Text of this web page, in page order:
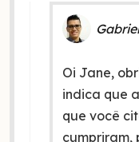
Oi Jane,
indica que
que você
cumpriram,